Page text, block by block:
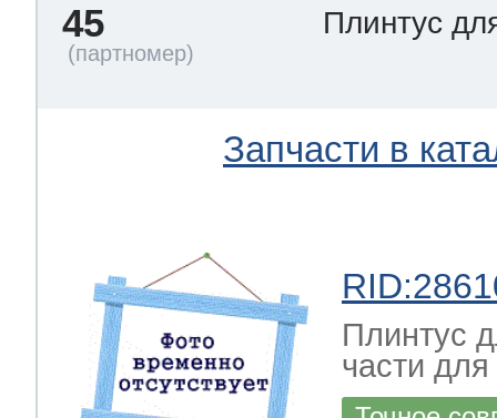
45 Плинтус
Запчасти в
Плинтус
части